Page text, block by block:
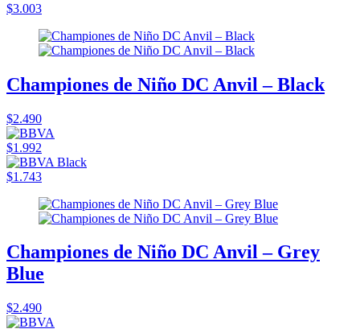
$3.003
Championes de Niño DC Anvil – Black
$2.490
$1.992
$1.743
Championes de Niño DC Anvil – Grey
Blue
$2.490